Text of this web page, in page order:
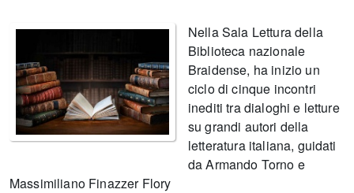
Nella Sala Lettura della
Biblioteca nazionale
Braidense, ha inizio un
ciclo di cinque incontri
inediti tra dialoghi e letture
su grandi autori della
letteratura italiana, guidati
da Armando Torno e
Massimiliano Finazzer Flory